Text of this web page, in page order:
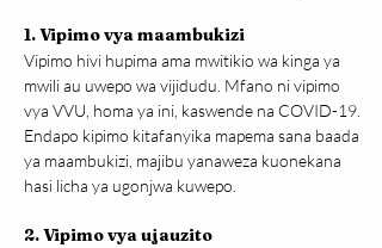
1. Vipimo vya maambukizi
Vipimo hivi hupima ama mwitikio wa kinga ya
mwili au uwepo wa vijidudu. Mfano ni vipimo
vya VVU, homa ya ini, kaswende na COVID-19.
Endapo kipimo kitafanyika mapema sana baada
ya maambukizi, majibu yanaweza kuonekana
hasi licha ya ugonjwa kuwepo.
2. Vipimo vya ujauzito